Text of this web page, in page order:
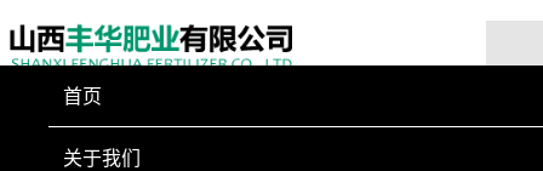
首页
关于我们